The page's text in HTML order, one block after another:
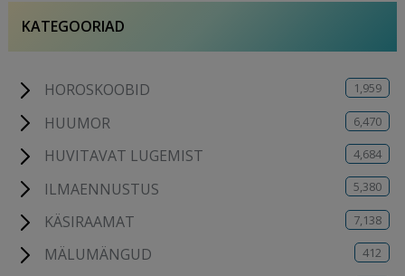
KATEGOORIAD
HOROSKOOBID 1,959
HUUMOR 6,470
HUVITAVAT LUGEMIST 4,684
ILMAENNUSTUS 5,380
KÄSIRAAMAT 7,138
MÄLUMÄNGUD 412